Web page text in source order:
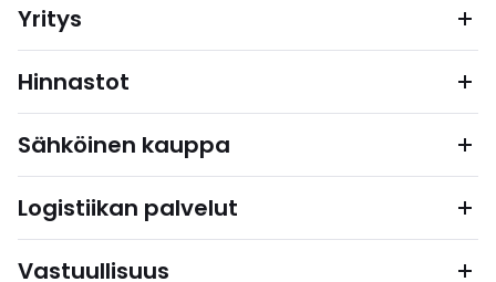
Yritys
Hinnastot
Sähköinen kauppa
Logistiikan palvelut
Vastuullisuus